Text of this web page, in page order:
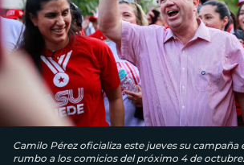
Camilo Pérez oficializa este jueves su campaña
rumbo a los comicios del próximo 4 de